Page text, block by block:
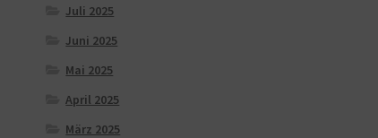
Juli 2025
Juni 2025
Mai 2025
April 2025
März 2025